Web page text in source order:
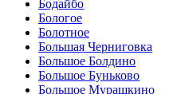
Бодайбо
Бологое
Болотное
Большая Черниговка
Большое Болдино
Большое Буньково
Большое Мурашкино